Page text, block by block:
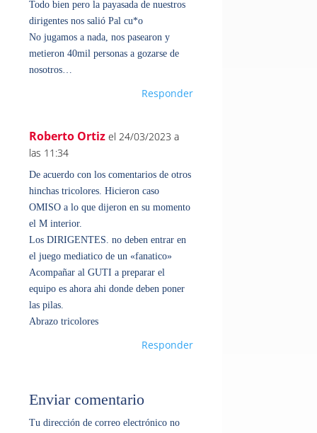
Todo bien pero la payasada de nuestros
dirigentes nos salió Pal cu*o
No jugamos a nada, nos pasearon y
metieron 40mil personas a gozarse de
nosotros…
Responder
Roberto Ortiz el 24/03/2023 a
las 11:34
De acuerdo con los comentarios de otros
hinchas tricolores. Hicieron caso
OMISO a lo que dijeron en su momento
el M interior.
Los DIRIGENTES. no deben entrar en
el juego mediatico de un «fanatico»
Acompañar al GUTI a preparar el
equipo es ahora ahi donde deben poner
las pilas.
Abrazo tricolores
Responder
Enviar comentario
Tu dirección de correo electrónico no